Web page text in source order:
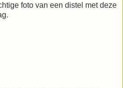
foto van een distel met deze